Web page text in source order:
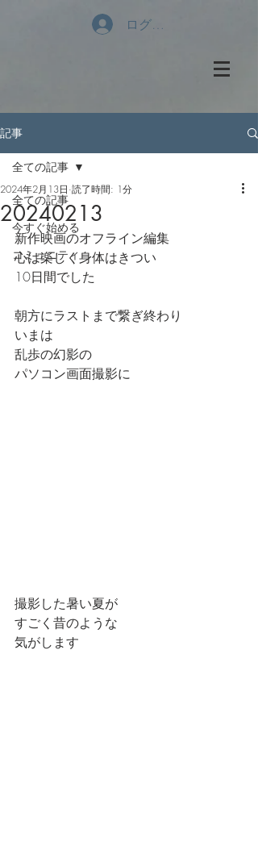
ログイン
記事
全ての記事
今すぐ始める
コミュニティ
全ての記事
20240213
2024年2月13日 読了時間: 1分
新作映画のオフライン編集
心は楽しく身体はきつい
10日間でした
朝方にラストまで繋ぎ終わり
いまは
乱歩の幻影の
パソコン画面撮影に
撮影した暑い夏が
すごく昔のような
気がします